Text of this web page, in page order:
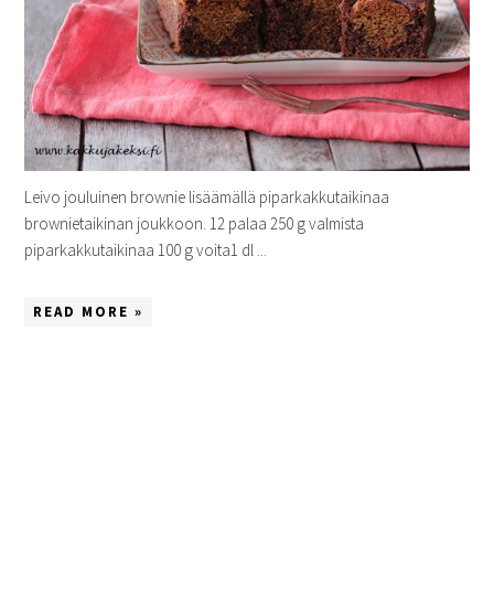
Leivo jouluinen brownie lisäämällä piparkakkutaikinaa
brownietaikinan joukkoon. 12 palaa 250 g valmista
piparkakkutaikinaa 100 g voita1 dl ...
READ MORE »